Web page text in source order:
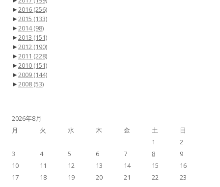
►2016 (256)
►2015 (133)
►2014(98)
►2013 (151)
►2012 (190)
►2011 (228)
►2010 (151)
►2009 (144)
►2008 (53)
2026年8月
月
火 水 木 金 土
日
1
2
3
4 5 6 7 8
9
10
11 12 13 14 15
16
17
18 19 20 21 22
23